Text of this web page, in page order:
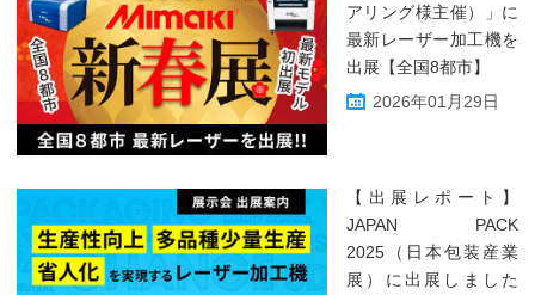
アリング様主催）」に
最新レーザー加工機を
出展【全国8都市】
2026年01月29日
【出展レポート】
JAPAN PACK
2025（日本包装産業
展）に出展しました